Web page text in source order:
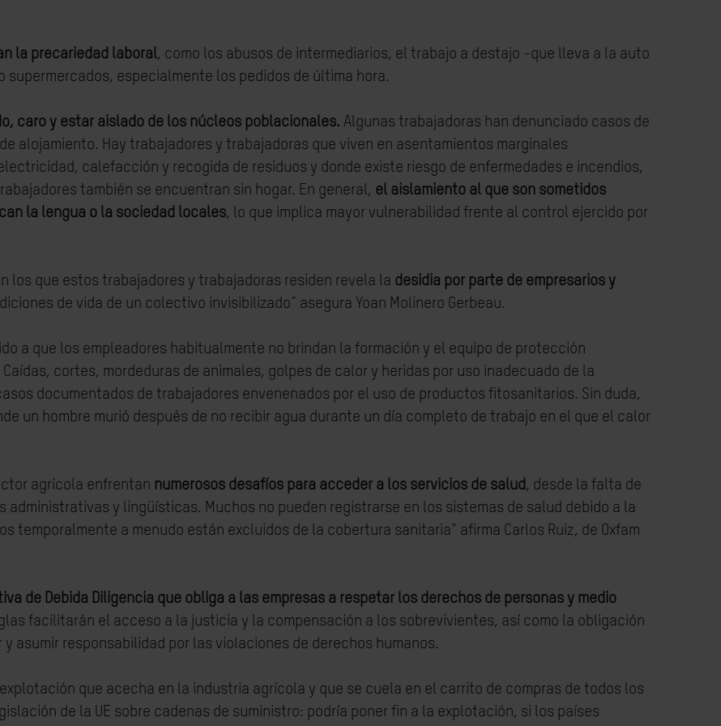
la precariedad laboral, como los abusos de intermediarios, el trabajo a destajo -que lleva a la auto
especialmente los pedidos de última hora.
caro y estar aislado de los núcleos poblacionales. Algunas trabajadoras han denunciado casos de
alojamiento. Hay trabajadores y trabajadoras que viven en asentamientos marginales
calefacción y recogida de residuos y donde existe riesgo de enfermedades e incendios,
también se encuentran sin hogar. En general, el aislamiento al que son sometidos
la lengua o la sociedad locales, lo que implica mayor vulnerabilidad frente al control ejercido por
los que estos trabajadores y trabajadoras residen revela la desidia por parte de empresarios y
de vida de un colectivo invisibilizado” asegura Yoan Molinero Gerbeau.
a que los empleadores habitualmente no brindan la formación y el equipo de protección
cortes, mordeduras de animales, golpes de calor y heridas por uso inadecuado de la
documentados de trabajadores envenenados por el uso de productos fitosanitarios. Sin duda,
un hombre murió después de no recibir agua durante un día completo de trabajo en el que el calor
agrícola enfrentan numerosos desafíos para acceder a los servicios de salud, desde la falta de
administrativas y lingüísticas. Muchos no pueden registrarse en los sistemas de salud debido a la
temporalmente a menudo están excluidos de la cobertura sanitaria" afirma Carlos Ruiz, de Oxfam
de Debida Diligencia que obliga a las empresas a respetar los derechos de personas y medio
facilitarán el acceso a la justicia y la compensación a los sobrevivientes, así como la obligación
asumir responsabilidad por las violaciones de derechos humanos.
que acecha en la industria agrícola y que se cuela en el carrito de compras de todos los
de la UE sobre cadenas de suministro: podría poner fin a la explotación, si los países